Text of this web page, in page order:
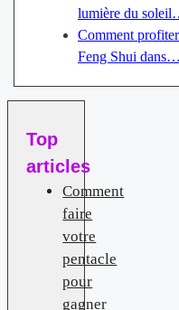
lumière du
Comment
Feng Shui dans…
Top
articles
Comment
faire
votre
pentacle
pour
gagner